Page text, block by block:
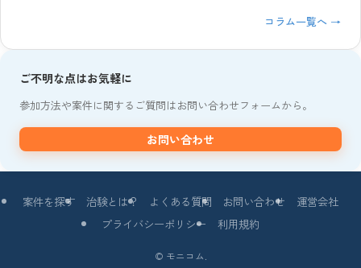
コラム一覧へ →
ご不明な点はお気軽に
参加方法や案件に関するご質問はお問い合わせフォームから。
お問い合わせ
案件を探す 治験とは？ よくある質問 お問い合わせ
運営会社
プライバシーポリシー
利用規約
© モニコム.